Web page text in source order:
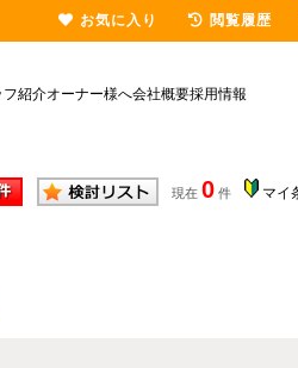
紹介オーナー様へ会社概要採用情報
現在 0 件 マイ
お気に入り 閲覧履歴